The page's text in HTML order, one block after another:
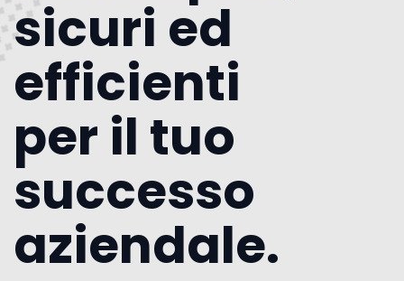
sicuri ed
efficienti
per il tuo
successo
aziendale.